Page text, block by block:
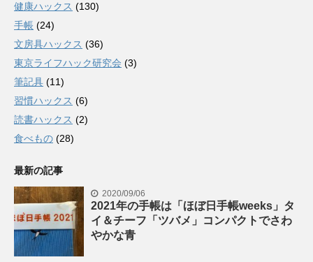
健康ハックス (130)
手帳 (24)
文房具ハックス (36)
東京ライフハック研究会 (3)
筆記具 (11)
習慣ハックス (6)
読書ハックス (2)
食べもの (28)
最新の記事
2020/09/06
2021年の手帳は「ほぼ日手帳weeks」タ
イ＆チーフ「ツバメ」コンパクトでさわ
やかな青